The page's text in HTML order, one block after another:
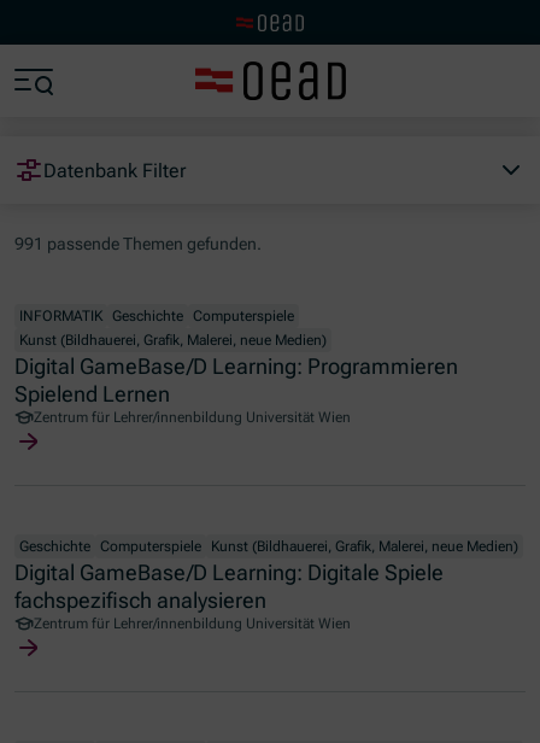
Datenbank Filter
991 passende Themen gefunden.
INFORMATIK Geschichte
Computerspiele
Kunst (Bildhauerei, Grafik, Malerei, neue Medien)
Digital GameBase/D Learning: Programmieren
Spielend Lernen
Zentrum für Lehrer/innenbildung Universität Wien
Geschichte Computerspiele Kunst (Bildhauerei, Grafik, Malerei, neue Medien)
Digital GameBase/D Learning: Digitale Spiele
fachspezifisch analysieren
Zentrum für Lehrer/innenbildung Universität Wien